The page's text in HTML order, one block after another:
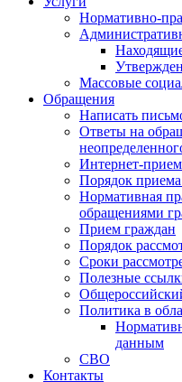
Нормативно-
Массовые
Обращения
Написать
Ответы на
Интернет-
Порядок
Нормативная
обращениями
Прием граждан
Порядок
Сроки
Полезные
Политика в
данным
СВО
Контакты